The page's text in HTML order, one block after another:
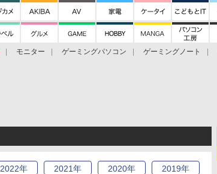
モニター ゲーミングパソコン ゲーミングノート
2022年 2021年 2020年 2019年